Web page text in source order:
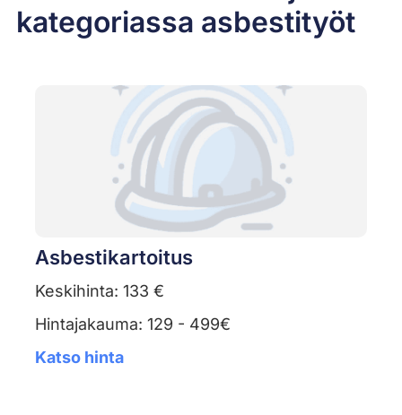
kategoriassa asbestityöt
Asbestikartoitus
Keskihinta: 133 €
Hintajakauma: 129 - 499€
Katso hinta